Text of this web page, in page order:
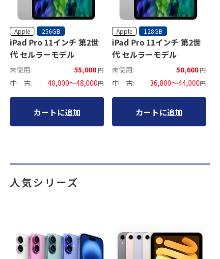
Apple 256GB
iPad Pro 11インチ 第2世
代 セルラーモデル
未使用: 55,000円
中 古: 40,000～48,000円
カートに追加
Apple 128GB
iPad Pro 11インチ 第2世
代 セルラーモデル
未使用: 50,600円
中 古: 36,800～44,000円
カートに追加
人気シリーズ